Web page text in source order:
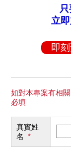
立
即
如對本專案有相
必填
真實姓
名 *